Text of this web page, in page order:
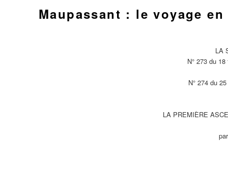
Maupassant : le voyage
LA
N° 273 du
N° 274 du
LA PREMIÈRE